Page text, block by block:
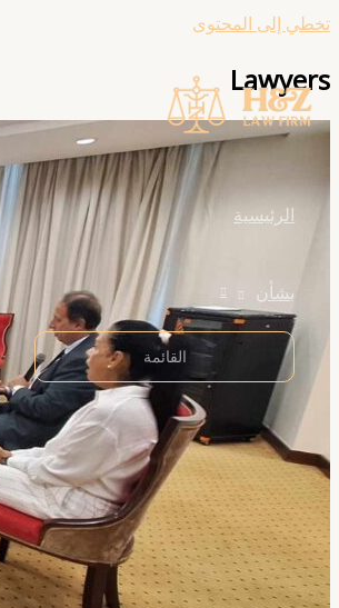
تخطي إلى المحتوى
الرئيسية
بشأن
القائمة
Lawyers